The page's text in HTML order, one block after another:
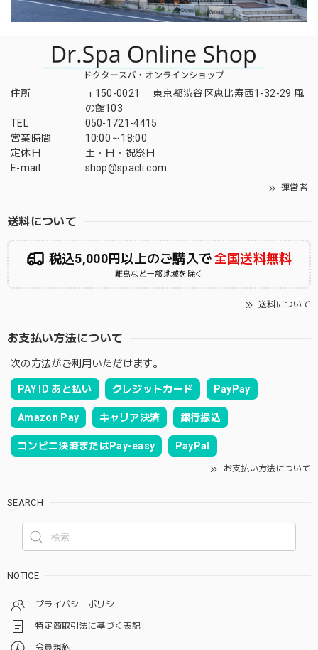
住所
〒150-0021 東京都渋谷区恵比寿西1-32-29 風
の館103
TEL
050-1721-4415
営業時間
10:00～18:00
定休日
土・日・祝祭日
E-mail
shop@spacli.com
運営者
送料について
税込5,000円以上のご購入で全国送料無料
離島など一部地域を除く
送料について
お支払い方法について
次の方法がご利用いただけます。
PAY ID あと払い クレジットカード PayPay
Amazon Pay キャリア決済 銀行振込
コンビニ決済またはPay-easy PayPal
お支払い方法について
SEARCH
NOTICE
プライバシーポリシー
特定商取引法に基づく表記
会員規約